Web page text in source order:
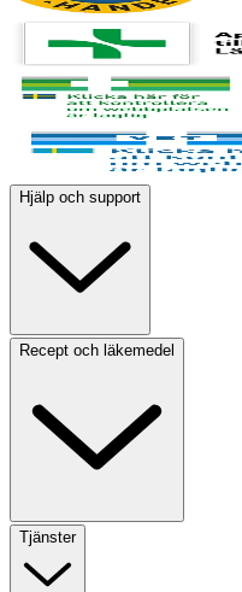
Hjälp och support
Recept och läkemedel
Tjänster